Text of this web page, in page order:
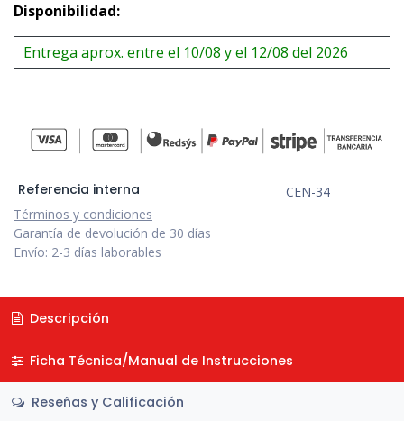
Disponibilidad:
Entrega aprox. entre el 10/08 y el 12/08 del 2026
Referencia interna
CEN-34
Términos y condiciones
Garantía de devolución de 30 días
Envío: 2-3 días laborables
Descripción
Ficha Técnica/Manual de Instrucciones
Reseñas y Calificación